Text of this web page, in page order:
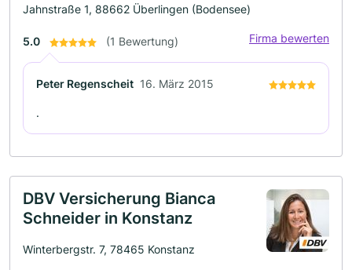
Jahnstraße 1, 88662 Überlingen (Bodensee)
5.0 (1 Bewertung) Firma bewerten
Peter Regenscheit 16. März 2015
.
DBV Versicherung Bianca
Schneider in Konstanz
Winterbergstr. 7, 78465 Konstanz